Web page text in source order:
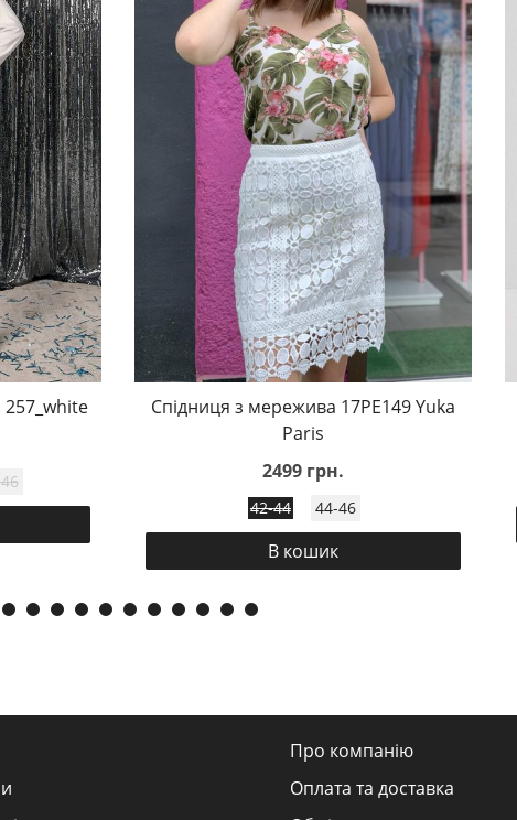
257_white
Спідниця з мережива 17PE149 Yuka
Paris
2499 грн.
42-44 44-46
В кошик
Про компанію
Оплата та доставка